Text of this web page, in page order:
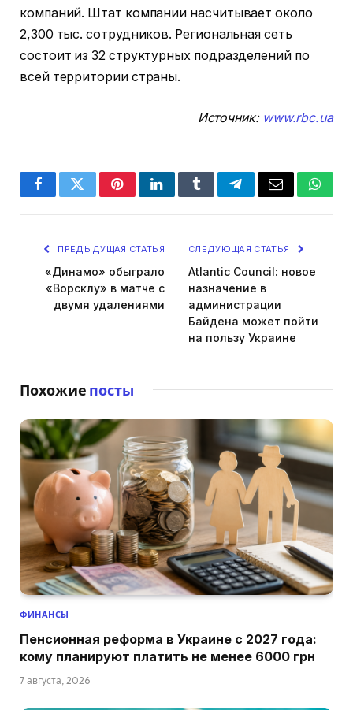
компаний. Штат компании насчитывает около
2,300 тыс. сотрудников. Региональная сеть
состоит из 32 структурных подразделений по
всей территории страны.
Источник: www.rbc.ua
FacebookTwitterPinterestLinkedInTumblrTelegramEmail
ПРЕДЫДУЩАЯ СТАТЬЯ
«Динамо» обыграло
«Ворсклу» в матче с
двумя удалениями
СЛЕДУЮЩАЯ СТАТЬЯ
Atlantic Council: новое
назначение в
администрации
Байдена может пойти
на пользу Украине
Похожие посты
ФИНАНСЫ
Пенсионная реформа в Украине с 2027 года:
кому планируют платить не менее 6000 грн
7 августа, 2026